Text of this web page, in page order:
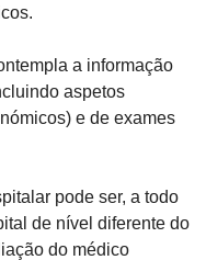
a informação
aspetos
e de exames
pode ser, a todo
de nível diferente do
do médico